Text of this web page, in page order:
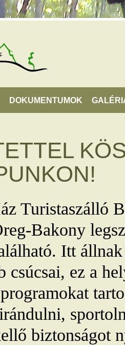
DOKUMENTUMOK
Turistaszálló
Bakony
Itt
csúcsai, ez a
biztonságot